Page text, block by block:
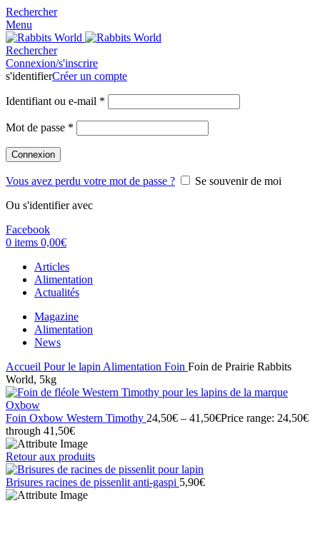
Rechercher
Menu
Rechercher
Connexion/s'inscrire
s'identifierCréer un compte
Identifiant ou e-mail *
Mot de passe *
Connexion
Vous avez perdu votre mot de passe ?
Se souvenir de moi
Ou s'identifier avec
Facebook
0 items 0,00€
Articles
Alimentation
Actualités
Magazine
Alimentation
News
Accueil Pour le lapin Alimentation Foin Foin de Prairie Rabbits
World, 5kg
Foin Oxbow Western Timothy 24,50€ – 41,50€Price range: 24,50€
through 41,50€
Retour aux produits
Brisures racines de pissenlit anti-gaspi 5,90€